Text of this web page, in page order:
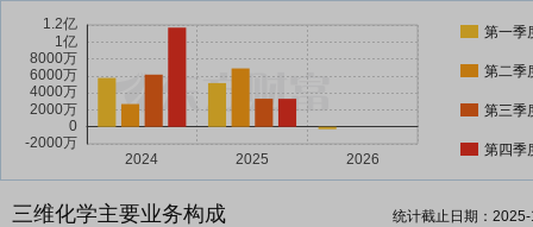
第一季
第二季
第三季
第四季
三维化学主要业务构成 统计截止日期：